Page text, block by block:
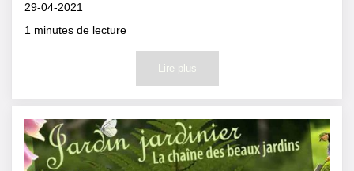
29-04-2021
1 minutes de lecture
Lire plus